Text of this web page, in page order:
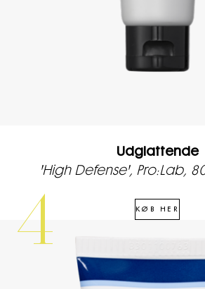
Udglattende
'High Defense', Pro:Lab,
KØB HER
4